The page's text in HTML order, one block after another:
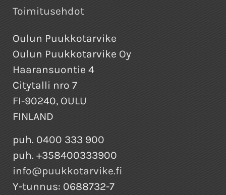
Toimitusehdot
Oulun Puukkotarvike
Oulun Puukkotarvike Oy
Haaransuontie 4
Citytalli nro 7
FI-90240, OULU
FINLAND
puh. 0400 333 900
puh. +358400333900
info@puukkotarvike.fi
Y-tunnus: 0688732-7